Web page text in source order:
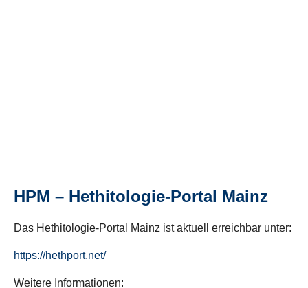
HPM – Hethitologie-Portal Mainz
Das Hethitologie-Portal Mainz ist aktuell erreichbar unter:
https://hethport.net/
Weitere Informationen: